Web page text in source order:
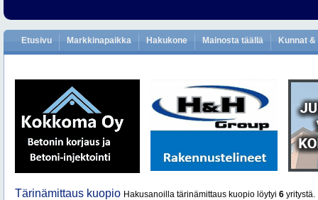
Etusivu Markkinapaikka Hakukone Mainosta täällä Kunnat
Tärinämittaus kuopio Hakusanoilla tärinämittaus kuopio löytyi 6 yritystä.